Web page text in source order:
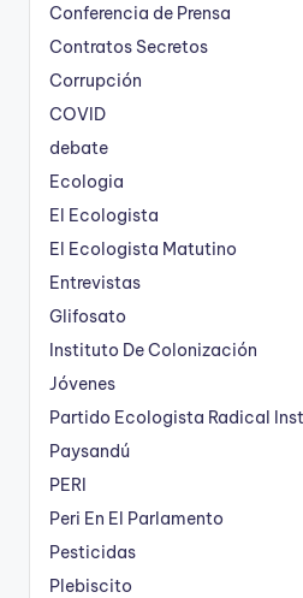
Conferencia de Prensa
Contratos Secretos
Corrupción
COVID
debate
Ecologia
El Ecologista
El Ecologista Matutino
Entrevistas
Glifosato
Instituto De Colonización
Jóvenes
Partido Ecologista Radical
Paysandú
PERI
Peri En El Parlamento
Pesticidas
Plebiscito